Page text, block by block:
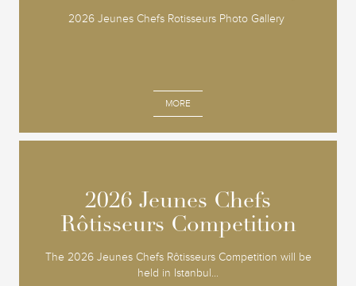
2026 Jeunes Chefs Rotisseurs Photo Gallery
MORE
2026 Jeunes Chefs
Rôtisseurs Competition
The 2026 Jeunes Chefs Rôtisseurs Competition will be
held in Istanbul...
2026 Jeunes Chefs
Rôtisseurs Competition